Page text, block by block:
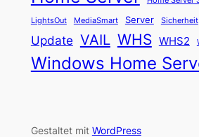
LightsOut MediaSmart Server Sicherheit
Update VAIL WHS WHS2
Windows Home
Gestaltet mit WordPress